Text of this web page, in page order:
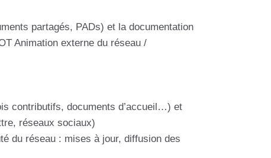
partagés, PADs) et la documentation
Animation externe du réseau /
contributifs, documents d’accueil…) et
réseaux sociaux)
du réseau : mises à jour, diffusion des